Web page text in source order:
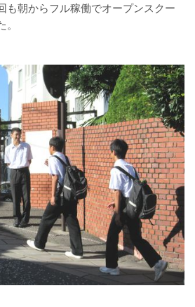
も朝からフル稼働でオープンスクー